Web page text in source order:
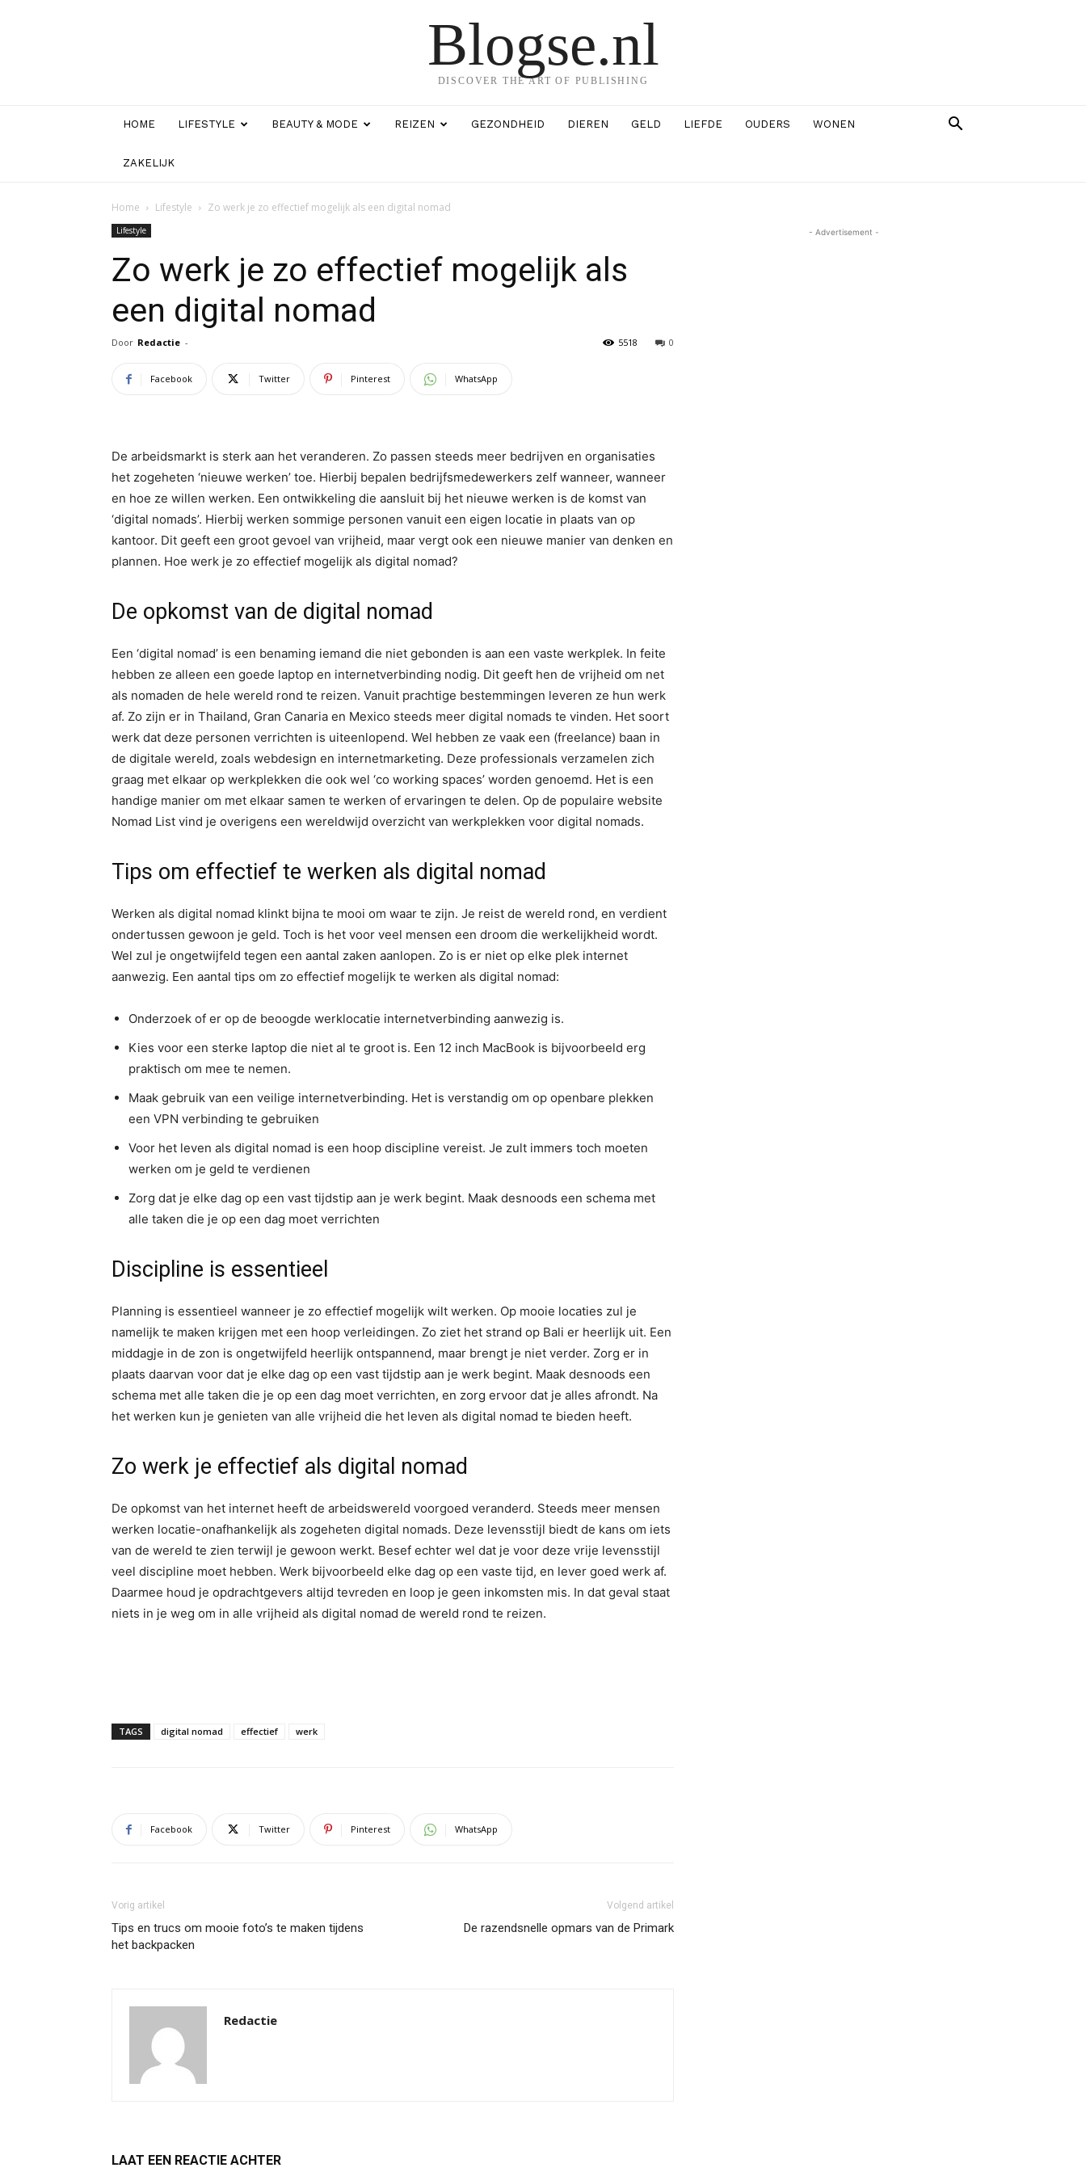
Blogse.nl
DISCOVER THE ART OF PUBLISHING
HOME LIFESTYLE BEAUTY & MODE REIZEN GEZONDHEID DIEREN GELD LIEFDE OUDERS WONEN
ZAKELIJK
Home Lifestyle Zo werk je zo effectief mogelijk als een digital nomad
Lifestyle
Zo werk je zo effectief mogelijk als
een digital nomad
Door Redactie - 0
5518
Facebook Twitter Pinterest WhatsApp
De arbeidsmarkt is sterk aan het veranderen. Zo passen steeds meer bedrijven en organisaties
het zogeheten ‘nieuwe werken’ toe. Hierbij bepalen bedrijfsmedewerkers zelf wanneer, wanneer
en hoe ze willen werken. Een ontwikkeling die aansluit bij het nieuwe werken is de komst van
‘digital nomads’. Hierbij werken sommige personen vanuit een eigen locatie in plaats van op
kantoor. Dit geeft een groot gevoel van vrijheid, maar vergt ook een nieuwe manier van denken en
plannen. Hoe werk je zo effectief mogelijk als digital nomad?
De opkomst van de digital nomad
Een ‘digital nomad’ is een benaming iemand die niet gebonden is aan een vaste werkplek. In feite
hebben ze alleen een goede laptop en internetverbinding nodig. Dit geeft hen de vrijheid om net
als nomaden de hele wereld rond te reizen. Vanuit prachtige bestemmingen leveren ze hun werk
af. Zo zijn er in Thailand, Gran Canaria en Mexico steeds meer digital nomads te vinden. Het soort
werk dat deze personen verrichten is uiteenlopend. Wel hebben ze vaak een (freelance) baan in
de digitale wereld, zoals webdesign en internetmarketing. Deze professionals verzamelen zich
graag met elkaar op werkplekken die ook wel ‘co working spaces’ worden genoemd. Het is een
handige manier om met elkaar samen te werken of ervaringen te delen. Op de populaire website
Nomad List vind je overigens een wereldwijd overzicht van werkplekken voor digital nomads.
Tips om effectief te werken als digital nomad
Werken als digital nomad klinkt bijna te mooi om waar te zijn. Je reist de wereld rond, en verdient
ondertussen gewoon je geld. Toch is het voor veel mensen een droom die werkelijkheid wordt.
Wel zul je ongetwijfeld tegen een aantal zaken aanlopen. Zo is er niet op elke plek internet
aanwezig. Een aantal tips om zo effectief mogelijk te werken als digital nomad:
Onderzoek of er op de beoogde werklocatie internetverbinding aanwezig is.
Kies voor een sterke laptop die niet al te groot is. Een 12 inch MacBook is bijvoorbeeld erg
praktisch om mee te nemen.
Maak gebruik van een veilige internetverbinding. Het is verstandig om op openbare plekken
een VPN verbinding te gebruiken
Voor het leven als digital nomad is een hoop discipline vereist. Je zult immers toch moeten
werken om je geld te verdienen
Zorg dat je elke dag op een vast tijdstip aan je werk begint. Maak desnoods een schema met
alle taken die je op een dag moet verrichten
Discipline is essentieel
Planning is essentieel wanneer je zo effectief mogelijk wilt werken. Op mooie locaties zul je
namelijk te maken krijgen met een hoop verleidingen. Zo ziet het strand op Bali er heerlijk uit. Een
middagje in de zon is ongetwijfeld heerlijk ontspannend, maar brengt je niet verder. Zorg er in
plaats daarvan voor dat je elke dag op een vast tijdstip aan je werk begint. Maak desnoods een
schema met alle taken die je op een dag moet verrichten, en zorg ervoor dat je alles afrondt. Na
het werken kun je genieten van alle vrijheid die het leven als digital nomad te bieden heeft.
Zo werk je effectief als digital nomad
De opkomst van het internet heeft de arbeidswereld voorgoed veranderd. Steeds meer mensen
werken locatie-onafhankelijk als zogeheten digital nomads. Deze levensstijl biedt de kans om iets
van de wereld te zien terwijl je gewoon werkt. Besef echter wel dat je voor deze vrije levensstijl
veel discipline moet hebben. Werk bijvoorbeeld elke dag op een vaste tijd, en lever goed werk af.
Daarmee houd je opdrachtgevers altijd tevreden en loop je geen inkomsten mis. In dat geval staat
niets in je weg om in alle vrijheid als digital nomad de wereld rond te reizen.
TAGS digital nomad effectief werk
Facebook Twitter Pinterest WhatsApp
Vorig artikel
Tips en trucs om mooie foto’s te maken tijdens
het backpacken
Volgend artikel
De razendsnelle opmars van de Primark
Redactie
LAAT EEN REACTIE ACHTER
- Advertisement -